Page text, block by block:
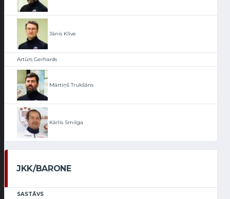
Jānis Klīve
Artūrs Gerhards
Mārtiņš Trukšāns
Kārlis Smilga
JKK/BARONE
SASTĀVS